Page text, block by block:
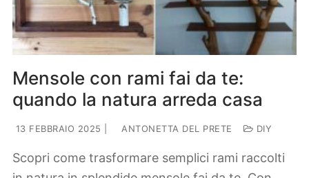
Mensole con rami fai da te:
quando la natura arreda casa
13 FEBBRAIO 2025 ANTONETTA DEL PRETE DIY
Scopri come trasformare semplici rami raccolti